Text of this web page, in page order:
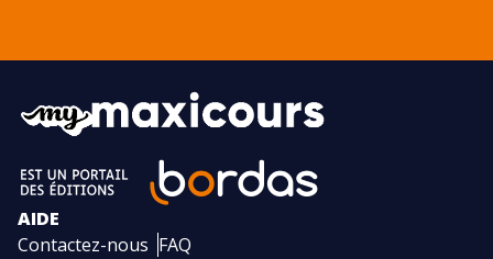
AIDE
Contactez-nous FAQ